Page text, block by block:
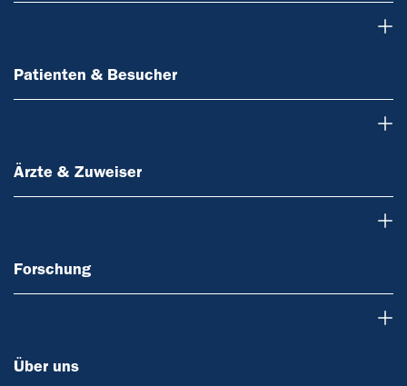
Patienten & Besucher
Ärzte & Zuweiser
Forschung
Über uns